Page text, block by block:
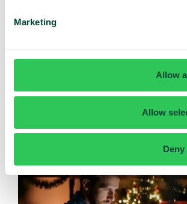
Marketing
Allow
Allow
Deny
resepsjonist, bygget for at du skal ha
denne gangen er...